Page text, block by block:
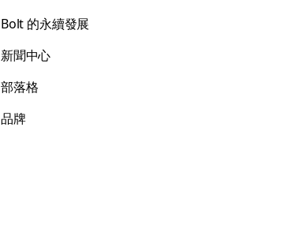
Bolt 的永續發展
新聞中心
部落格
品牌